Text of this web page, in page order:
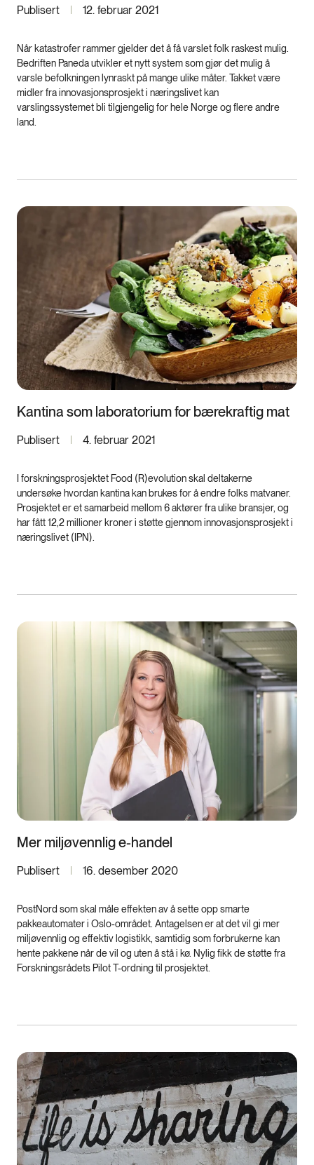
Når katastrofer rammer gjelder det å få varslet folk raskest mulig.
Bedriften Paneda utvikler et nytt system som gjør det mulig å
varsle befolkningen lynraskt på mange ulike måter. Takket være
midler fra innovasjonsprosjekt i næringslivet kan
varslingssystemet bli tilgjengelig for hele Norge og flere andre
land.
Publisert 12. februar 2021
Kantina som laboratorium for bærekraftig mat
I forskningsprosjektet Food (R)evolution skal deltakerne
undersøke hvordan kantina kan brukes for å endre folks matvaner.
Prosjektet er et samarbeid mellom 6 aktører fra ulike bransjer, og
har fått 12,2 millioner kroner i støtte gjennom innovasjonsprosjekt i
næringslivet (IPN).
Publisert 4. februar 2021
Mer miljøvennlig e-handel
PostNord som skal måle effekten av å sette opp smarte
pakkeautomater i Oslo-området. Antagelsen er at det vil gi mer
miljøvennlig og effektiv logistikk, samtidig som forbrukerne kan
hente pakkene når de vil og uten å stå i kø. Nylig fikk de støtte fra
Forskningsrådets Pilot T-ordning til prosjektet.
Publisert 16. desember 2020